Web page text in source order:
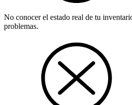
No conocer el estado real de tu
problemas.